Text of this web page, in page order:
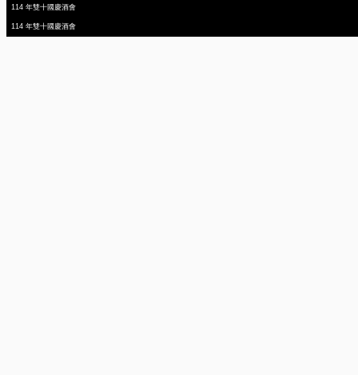
114 年雙十國慶酒會
114 年雙十國慶酒會